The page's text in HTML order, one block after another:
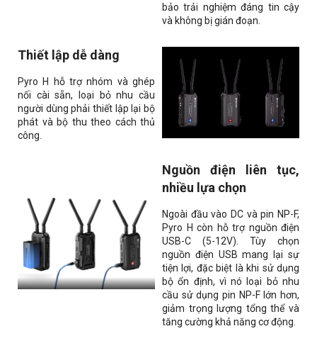
bảo trải nghiệm đáng tin cậy
và không bị gián đoạn.
Thiết lập dễ dàng
Pyro H hỗ trợ nhóm và ghép
nối cài sẵn, loại bỏ nhu cầu
người dùng phải thiết lập lại bộ
phát và bộ thu theo cách thủ
công.
Nguồn điện liên tục,
nhiều lựa chọn
Ngoài đầu vào DC và pin NP-F,
Pyro H còn hỗ trợ nguồn điện
USB-C (5-12V). Tùy chọn
nguồn điện USB mang lại sự
tiện lợi, đặc biệt là khi sử dụng
bộ ổn định, vì nó loại bỏ nhu
cầu sử dụng pin NP-F lớn hơn,
giảm trọng lượng tổng thể và
tăng cường khả năng cơ động.